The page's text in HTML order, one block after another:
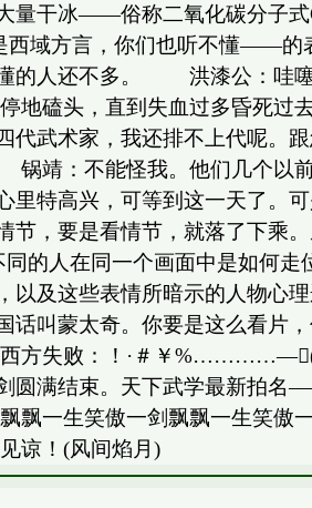
量干冰——俗称二氧化碳分子
域方言，你们也听不懂——的
的人还不多。 洪漆公：哇
磕头，直到失血过多昏死过
武术家，我还排不上代呢
：不能怪我。他们几个以前
里特高兴，可等到这一天了
节，要是看情节，就落了下
的人在同一个画面中是如何
及这些表情所暗示的人物心
话叫蒙太奇。你要是这么看
方失败：！·＃￥
剑圆满结束。天下武学最新
一生笑傲一剑飘飘一生笑傲
谅！(风间焰月)